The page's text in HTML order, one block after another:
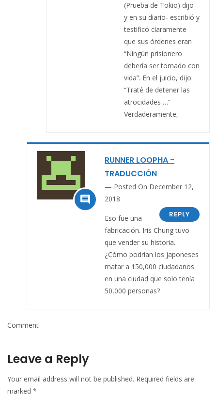
(Prueba de Tokio) dijo -
y en su diario- escribió y
testificó claramente
que sus órdenes eran
“Ningún prisionero
debería ser tomado con
vida”. En el juicio, dijo:
“Traté de detener las
atrocidades …”
Verdaderamente,

RUNNER LOOPHA -
TRADUCCIÓN
Posted On December 12,
2018
REPLY
Eso fue una
fabricación. Iris Chung tuvo
que vender su historia.
¿Cómo podrían los japoneses
matar a 150,000 ciudadanos
en una ciudad que solo tenía
50,000 personas?
Comment
Leave a Reply
Your email address will not be published. Required fields are
marked *